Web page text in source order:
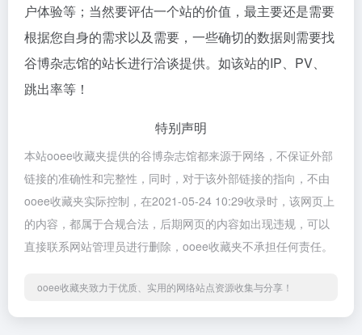
户体验等；当然要评估一个站的价值，最主要还是需要
根据您自身的需求以及需要，一些确切的数据则需要找
谷博杂志馆的站长进行洽谈提供。如该站的IP、PV、
跳出率等！
特别声明
本站ooee收藏夹提供的谷博杂志馆都来源于网络，不保证外部
链接的准确性和完整性，同时，对于该外部链接的指向，不由
ooee收藏夹实际控制，在2021-05-24 10:29收录时，该网页上
的内容，都属于合规合法，后期网页的内容如出现违规，可以
直接联系网站管理员进行删除，ooee收藏夹不承担任何责任。
ooee收藏夹致力于优质、实用的网络站点资源收集与分享！